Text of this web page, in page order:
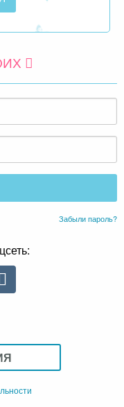
Забыли пароль?